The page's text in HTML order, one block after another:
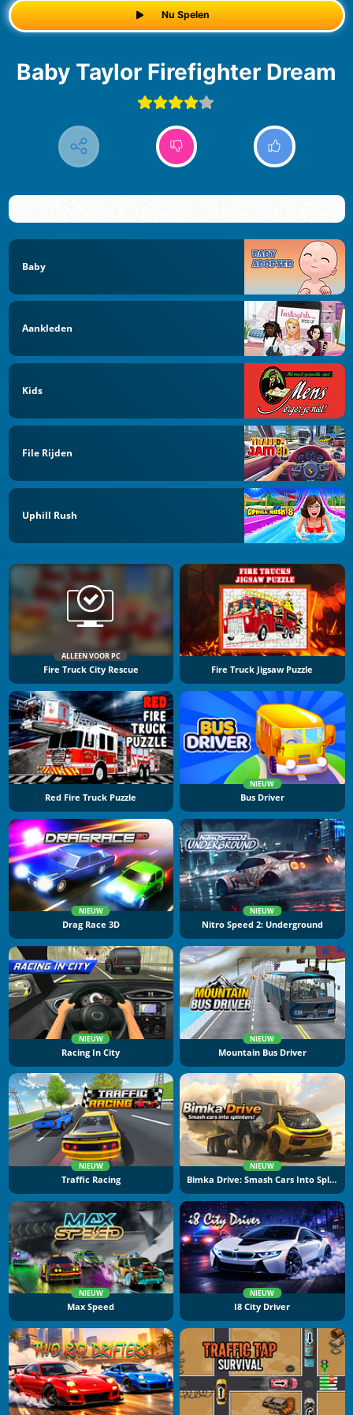
Nu Spelen
Baby Taylor Firefighter Dream
Baby
Aankleden
Kids
File Rijden
Uphill Rush
ALLEEN VOOR PC
Fire Truck City Rescue Fire Truck Jigsaw Puzzle
Red Fire Truck Puzzle
NIEUW
Bus Driver
NIEUW
Drag Race 3D
NIEUW
Nitro Speed 2: Underground
NIEUW
Racing In City
NIEUW
Mountain Bus Driver
NIEUW
Traffic Racing
NIEUW
Bimka Drive: Smash Cars Into Splinters
NIEUW
Max Speed
NIEUW
I8 City Driver